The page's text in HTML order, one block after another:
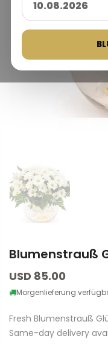
Blumenstrauß
USD 85.00
Morgenlieferung
Fresh Blumenstrauß
Same-day delivery